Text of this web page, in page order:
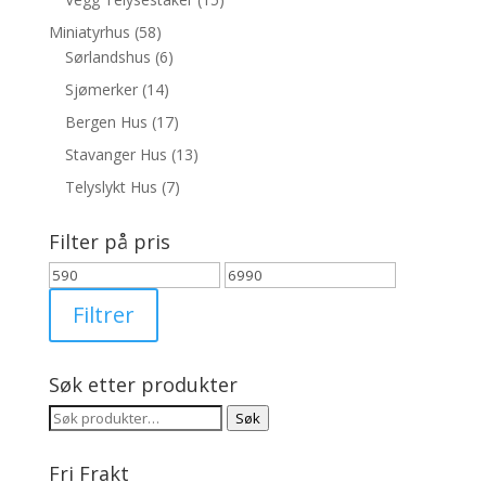
Miniatyrhus (58)
Sørlandshus (6)
Sjømerker (14)
Bergen Hus (17)
Stavanger Hus (13)
Telyslykt Hus (7)
Filter på pris
Min.
pris
Makspris
Filtrer
Søk etter produkter
Søk
Søk
Fri Frakt